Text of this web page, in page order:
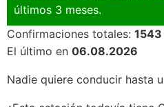
últimos 3 meses.
Confirmaciones totales: 1543
El último en 06.08.2026
Nadie quiere conducir hasta